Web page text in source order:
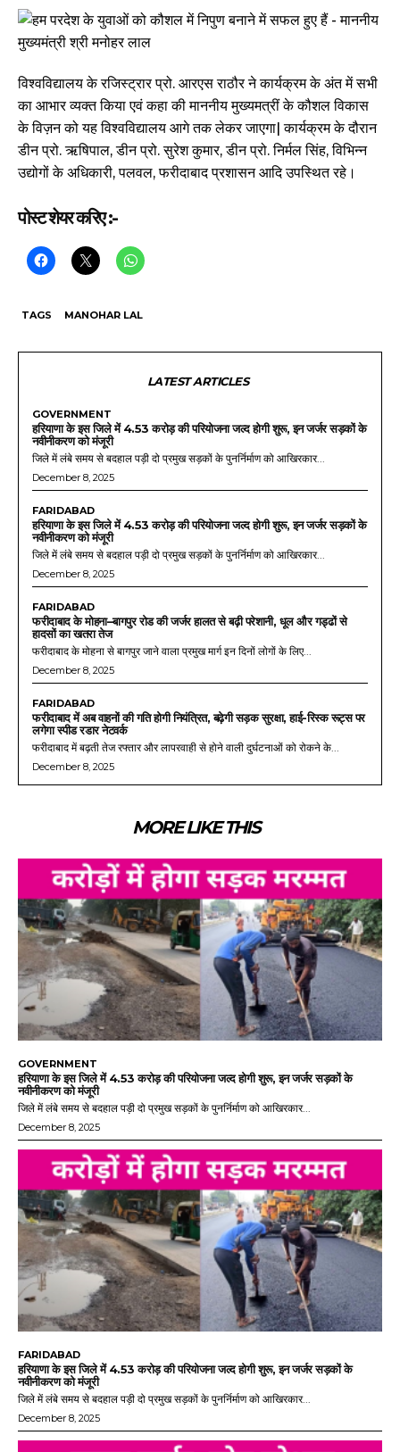
विश्वविद्यालय के रजिस्ट्रार प्रो. आरएस राठौर ने कार्यक्रम के अंत में सभी
का आभार व्यक्त किया एवं कहा की माननीय मुख्यमत्रीं के कौशल विकास
के विज़न को यह विश्वविद्यालय आगे तक लेकर जाएगा| कार्यक्रम के दौरान
डीन प्रो. ऋषिपाल, डीन प्रो. सुरेश कुमार, डीन प्रो. निर्मल सिंह, विभिन्न
उद्योगों के अधिकारी, पलवल, फरीदाबाद प्रशासन आदि उपस्थित रहे।
पोस्ट शेयर करिए :-
TAGS MANOHAR LAL
LATEST ARTICLES
GOVERNMENT
हरियाणा के इस जिले में 4.53 करोड़ की परियोजना जल्द होगी शुरू, इन जर्जर सड़कों के
नवीनीकरण को मंजूरी
जिले में लंबे समय से बदहाल पड़ी दो प्रमुख सड़कों के पुनर्निर्माण को आखिरकार...
December 8, 2025
FARIDABAD
हरियाणा के इस जिले में 4.53 करोड़ की परियोजना जल्द होगी शुरू, इन जर्जर सड़कों के
नवीनीकरण को मंजूरी
जिले में लंबे समय से बदहाल पड़ी दो प्रमुख सड़कों के पुनर्निर्माण को आखिरकार...
December 8, 2025
FARIDABAD
फरीदाबाद के मोहना–बागपुर रोड की जर्जर हालत से बढ़ी परेशानी, धूल और गड्ढों से
हादसों का खतरा तेज
फरीदाबाद के मोहना से बागपुर जाने वाला प्रमुख मार्ग इन दिनों लोगों के लिए...
December 8, 2025
FARIDABAD
फरीदाबाद में अब वाहनों की गति होगी नियंत्रित, बढ़ेगी सड़क सुरक्षा, हाई-रिस्क रूट्स पर
लगेगा स्पीड रडार नेटवर्क
फरीदाबाद में बढ़ती तेज रफ्तार और लापरवाही से होने वाली दुर्घटनाओं को रोकने के...
December 8, 2025
MORE LIKE THIS
GOVERNMENT
हरियाणा के इस जिले में 4.53 करोड़ की परियोजना जल्द होगी शुरू, इन जर्जर सड़कों के
नवीनीकरण को मंजूरी
जिले में लंबे समय से बदहाल पड़ी दो प्रमुख सड़कों के पुनर्निर्माण को आखिरकार...
December 8, 2025
FARIDABAD
हरियाणा के इस जिले में 4.53 करोड़ की परियोजना जल्द होगी शुरू, इन जर्जर सड़कों के
नवीनीकरण को मंजूरी
जिले में लंबे समय से बदहाल पड़ी दो प्रमुख सड़कों के पुनर्निर्माण को आखिरकार...
December 8, 2025